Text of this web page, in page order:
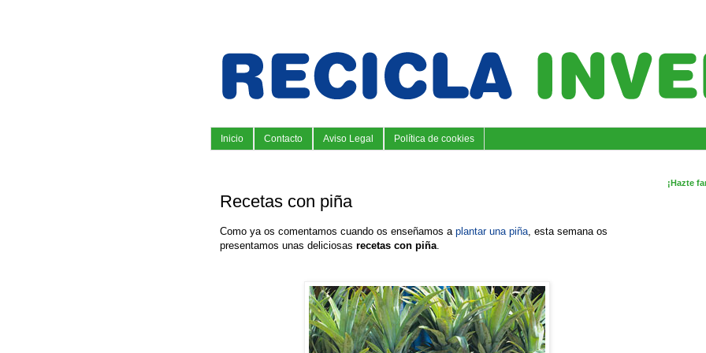
Inicio Contacto Aviso Legal Política de cookies
Recetas con piña
Como ya os comentamos cuando os enseñamos a plantar una piña, esta semana os
presentamos unas deliciosas recetas con piña.
¡Hazte